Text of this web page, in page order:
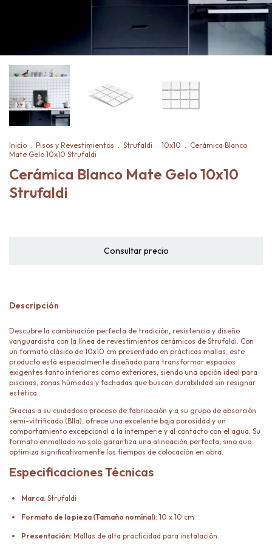
Inicio . Pisos y Revestimientos . Strufaldi . 10x10 . Cerámica Blanco
Mate Gelo 10x10 Strufaldi
Cerámica Blanco Mate Gelo 10x10
Strufaldi
Descripción
Descubre la combinación perfecta de tradición, resistencia y diseño
vanguardista con la línea de revestimientos cerámicos de Strufaldi. Con
un formato clásico de 10x10 cm presentado en prácticas mallas, este
producto está especialmente diseñado para transformar espacios
exigentes tanto interiores como exteriores, siendo una opción ideal para
piscinas, zonas húmedas y fachadas que buscan durabilidad sin resignar
estética.
Gracias a su cuidadoso proceso de fabricación y a su grupo de absorción
semi-vitrificado (BIIa), ofrece una excelente baja porosidad y un
comportamiento excepcional a la intemperie y al contacto con el agua. Su
formato enmallado no solo garantiza una alineación perfecta, sino que
optimiza significativamente los tiempos de colocación en obra.
Especificaciones Técnicas
Marca: Strufaldi
Formato de la pieza (Tamaño nominal): 10 x 10 cm
Presentación: Mallas de alta practicidad para instalación.